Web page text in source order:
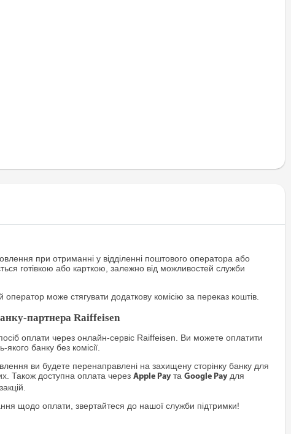
при отриманні у відділенні поштового оператора або
готівкою або карткою, залежно від можливостей служби
оператор може стягувати додаткову комісію за переказ коштів.
партнера Raiffeisen
оплати через онлайн-сервіс Raiffeisen. Ви можете оплатити
банку без комісії.
ви будете перенаправлені на захищену сторінку банку для
Також доступна оплата черезApple Pay таGoogle Pay для
щодо оплати, звертайтеся до нашої служби підтримки!